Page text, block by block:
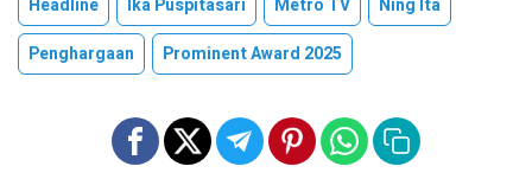
Headline Ika Puspitasari Metro TV
Ning Ita
Penghargaan
Prominent Award 2025